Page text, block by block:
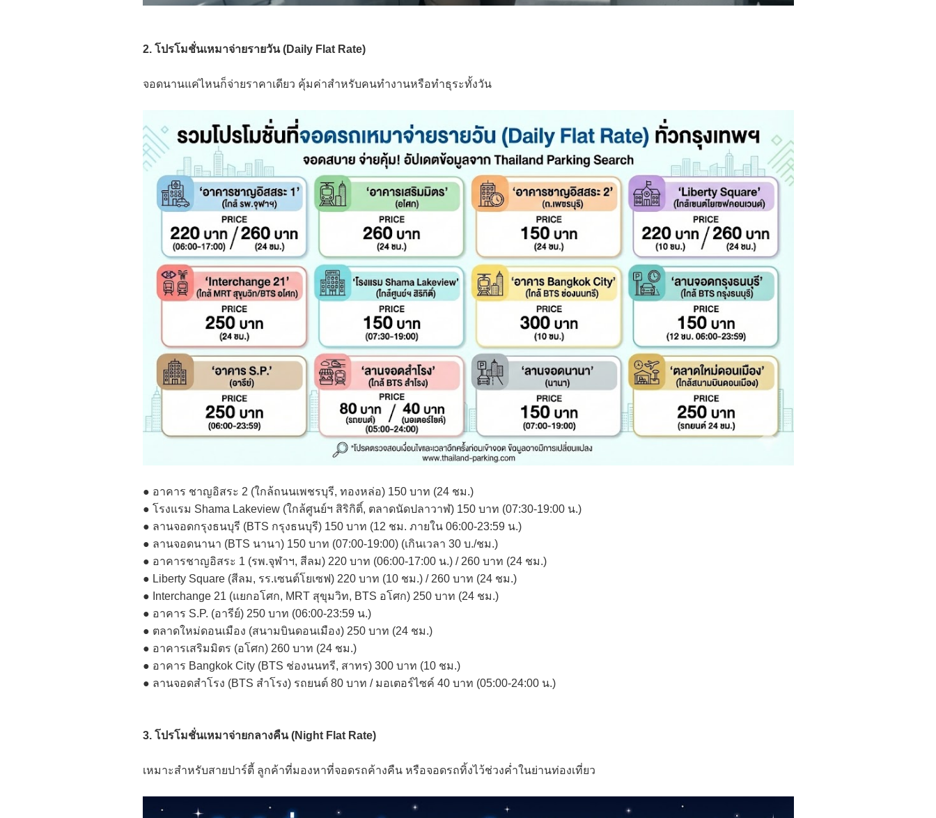
2. โปรโมชั่นเหมาจ่ายรายวัน (Daily Flat Rate)
จอดนานแค่ไหนก็จ่ายราคาเดียว คุ้มค่าสำหรับคนทำงานหรือทำธุระทั้งวัน
● อาคาร ชาญอิสระ 2 (ใกล้ถนนเพชรบุรี, ทองหล่อ) 150 บาท (24 ชม.)
● โรงแรม Shama Lakeview (ใกล้ศูนย์ฯ สิริกิติ์, ตลาดนัดปลาวาฬ) 150 บาท (07:30-19:00 น.)
● ลานจอดกรุงธนบุรี (BTS กรุงธนบุรี) 150 บาท (12 ชม. ภายใน 06:00-23:59 น.)
● ลานจอดนานา (BTS นานา) 150 บาท (07:00-19:00) (เกินเวลา 30 บ./ชม.)
● อาคารชาญอิสระ 1 (รพ.จุฬาฯ, สีลม) 220 บาท (06:00-17:00 น.) / 260 บาท (24 ชม.)
● Liberty Square (สีลม, รร.เซนต์โยเซฟ) 220 บาท (10 ชม.) / 260 บาท (24 ชม.)
● Interchange 21 (แยกอโศก, MRT สุขุมวิท, BTS อโศก) 250 บาท (24 ชม.)
● อาคาร S.P. (อารีย์) 250 บาท (06:00-23:59 น.)
● ตลาดใหม่ดอนเมือง (สนามบินดอนเมือง) 250 บาท (24 ชม.)
● อาคารเสริมมิตร (อโศก) 260 บาท (24 ชม.)
● อาคาร Bangkok City (BTS ช่องนนทรี, สาทร) 300 บาท (10 ชม.)
● ลานจอดสำโรง (BTS สำโรง) รถยนต์ 80 บาท / มอเตอร์ไซค์ 40 บาท (05:00-24:00 น.)
3. โปรโมชั่นเหมาจ่ายกลางคืน (Night Flat Rate)
เหมาะสำหรับสายปาร์ตี้ ลูกค้าที่มองหาที่จอดรถค้างคืน หรือจอดรถทิ้งไว้ช่วงค่ำในย่านท่องเที่ยว